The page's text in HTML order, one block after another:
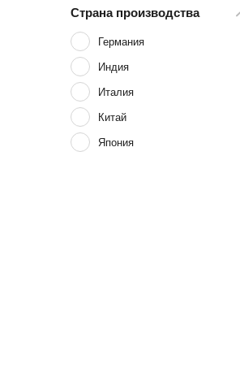
Страна производства
Германия
Индия
Италия
Китай
Япония